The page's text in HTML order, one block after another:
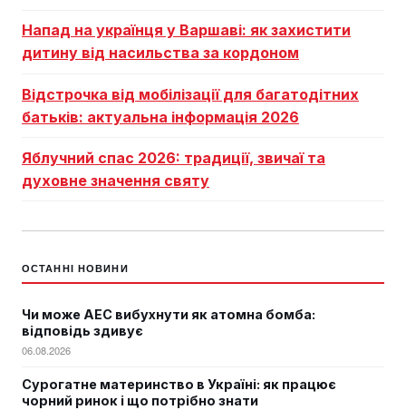
Напад на українця у Варшаві: як захистити
дитину від насильства за кордоном
Відстрочка від мобілізації для багатодітних
батьків: актуальна інформація 2026
Яблучний спас 2026: традиції, звичаї та
духовне значення святу
ОСТАННІ НОВИНИ
Чи може АЕС вибухнути як атомна бомба:
відповідь здивує
06.08.2026
Сурогатне материнство в Україні: як працює
чорний ринок і що потрібно знати